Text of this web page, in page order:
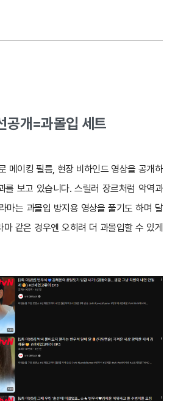
공개=과몰입 세트
메이킹 필름, 현장 비하인드 영상을 공개하
를 보고 있습니다. 스릴러 장르처럼 악역과
마는 과몰입 방지용 영상을 풀기도 하며 달
마 같은 경우엔 오히려 더 과몰입할 수 있게